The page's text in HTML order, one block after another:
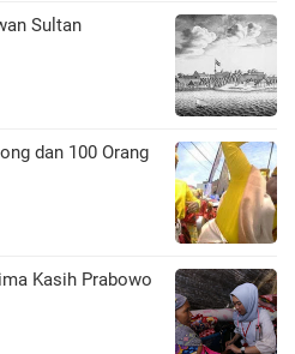
Sultan
dan 100 Orang
Kasih Prabowo